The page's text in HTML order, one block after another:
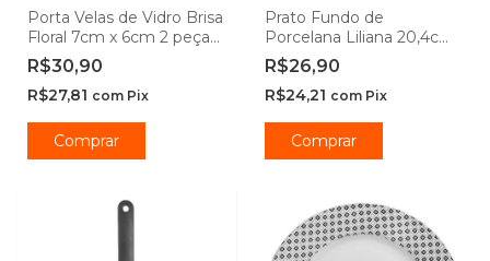
Porta Velas de Vidro Brisa
Floral 7cm x 6cm 2 peças
- Wolff
R$30,90
R$27,81 com Pix
Prato Fundo de
Porcelana Liliana 20,4cm
- Hauskraft
R$26,90
R$24,21 com Pix